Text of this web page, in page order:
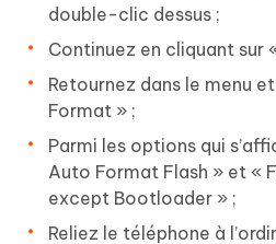
double-clic dessus ;
Continuez en cliquant sur
Retournez dans le menu
Format » ;
Parmi les options qui
Auto Format Flash » et «
except Bootloader » ;
Reliez le téléphone à